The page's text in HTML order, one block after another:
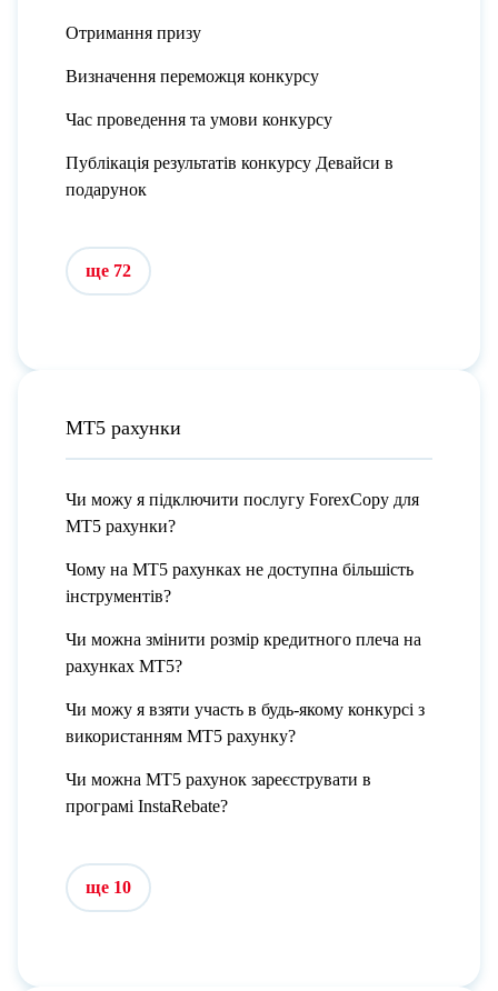
Отримання призу
Визначення переможця конкурсу
Час проведення та умови конкурсу
Публікація результатів конкурсу Девайси в
подарунок
ще 72
МТ5 рахунки
Чи можу я підключити послугу ForexCopy для
МТ5 рахунки?
Чому на МТ5 рахунках не доступна більшість
інструментів?
Чи можна змінити розмір кредитного плеча на
рахунках МТ5?
Чи можу я взяти участь в будь-якому конкурсі з
використанням МТ5 рахунку?
Чи можна МТ5 рахунок зареєструвати в
програмі InstaRebate?
ще 10